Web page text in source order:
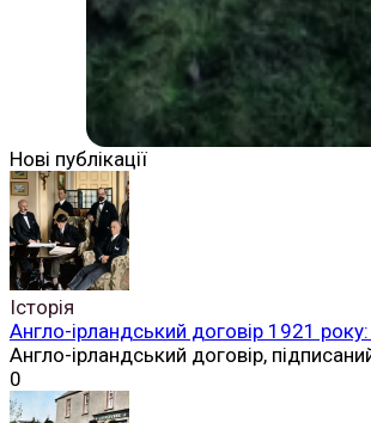
Нові публікації
Історія
Англо-ірландський договір 1921
Англо-ірландський договір,
0